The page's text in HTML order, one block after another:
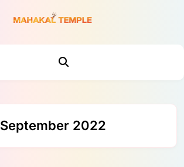
September 2022